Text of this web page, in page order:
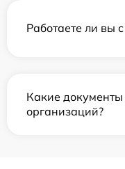
Работаете ли вы
Какие
организаций?